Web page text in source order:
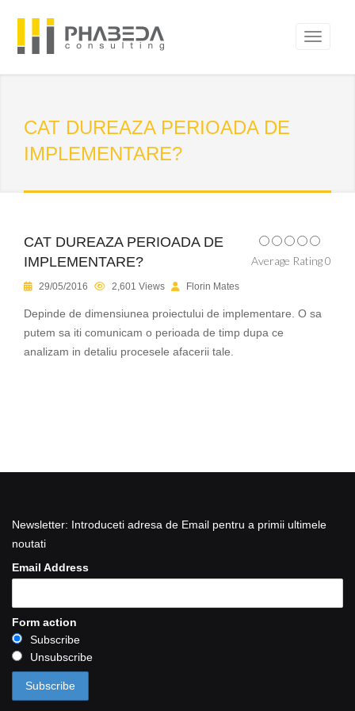
CAT DUREAZA PERIOADA DE
IMPLEMENTARE?
CAT DUREAZA PERIOADA DE
IMPLEMENTARE?
Average Rating 0
29/05/2016 2,601 Views Florin Mates
Depinde de dimensiunea proiectului de implementare. O sa
putem sa iti comunicam o perioada de timp dupa ce
analizam in detaliu procesele afacerii tale.
Newsletter: Introduceti adresa de Email pentru a primii ultimele
noutati
Email Address
Form action
Subscribe
Unsubscribe